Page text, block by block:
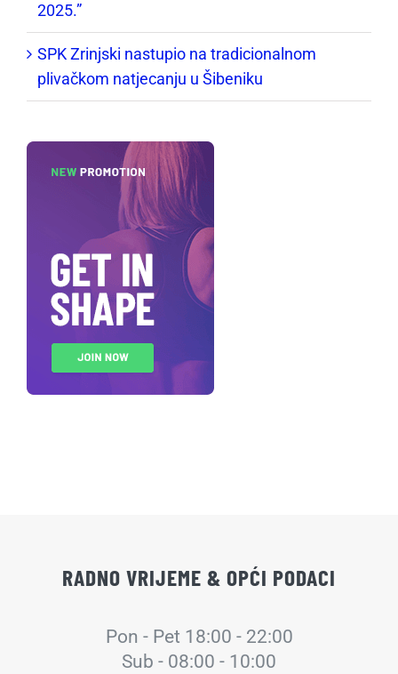
2025.”
SPK Zrinjski nastupio na tradicionalnom
plivačkom natjecanju u Šibeniku
RADNO VRIJEME & OPĆI PODACI
Pon - Pet 18:00 - 22:00
Sub - 08:00 - 10:00